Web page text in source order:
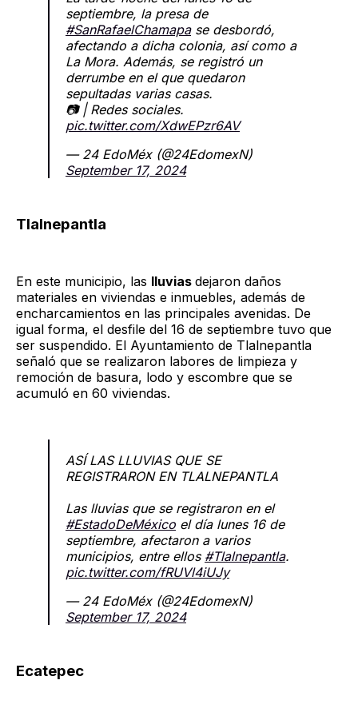
septiembre, la presa de
#SanRafaelChamapase desbordó,
afectando a dicha colonia, así como a
La Mora. Además, se registró un
derrumbe en el que quedaron
sepultadas varias casas.
📷 | Redes sociales.
pic.twitter.com/XdwEPzr6AV
— 24 EdoMéx (@24EdomexN)
September 17, 2024
Tlalnepantla
En este municipio, las lluvias dejaron daños
materiales en viviendas e inmuebles, además de
encharcamientos en las principales avenidas. De
igual forma, el desfile del 16 de septiembre tuvo que
ser suspendido. El Ayuntamiento de Tlalnepantla
señaló que se realizaron labores de limpieza y
remoción de basura, lodo y escombre que se
acumuló en 60 viviendas.
ASÍ LAS LLUVIAS QUE SE
REGISTRARON EN TLALNEPANTLA
Las lluvias que se registraron en el
#EstadoDeMéxico el día lunes 16 de
septiembre, afectaron a varios
municipios, entre ellos #Tlalnepantla.
pic.twitter.com/fRUVl4iUJy
— 24 EdoMéx (@24EdomexN)
September 17, 2024
Ecatepec